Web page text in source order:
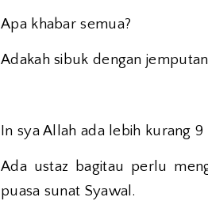
Apa khabar semua?
Adakah sibuk dengan
In sya Allah ada lebih kurang
Ada ustaz bagitau perlu
puasa sunat Syawal.